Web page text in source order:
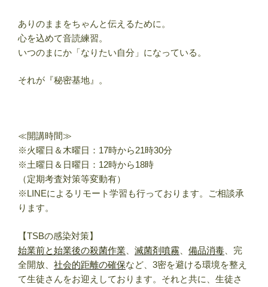
ありのままをちゃんと伝えるために。
心を込めて音読練習。
いつのまにか「なりたい自分」になっている。
それが『秘密基地』。
≪開講時間≫
※火曜日＆木曜日：17時から21時30分
※土曜日＆日曜日：12時から18時
（定期考査対策等変動有）
※LINEによるリモート学習も行っております。ご相談承
ります。
【TSBの感染対策】
始業前と始業後の殺菌作業
滅菌剤噴霧 備品消毒 、完
全開放、 社会的距離の確保など、3密を避ける環境を整え
て生徒さんをお迎えしております。それと共に、生徒さ